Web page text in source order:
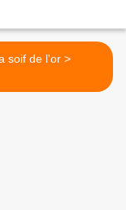
La soif de l'or >